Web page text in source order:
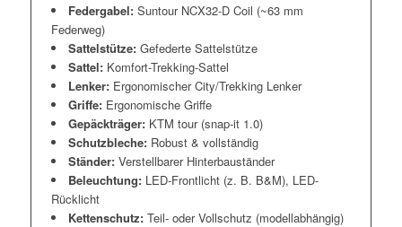
Federgabel:Suntour NCX32-D Coil (~63 mm
Federweg)
Sattelstütze:Gefederte Sattelstütze
Sattel:Komfort-Trekking-Sattel
Lenker:Ergonomischer City/Trekking Lenker
Griffe:Ergonomische Griffe
Gepäckträger:KTM tour (snap-it 1.0)
Schutzbleche:Robust & vollständig
Ständer:Verstellbarer Hinterbauständer
Beleuchtung:LED-Frontlicht (z. B. B&M), LED-
Rücklicht
Kettenschutz:Teil- oder Vollschutz (modellabhängig)